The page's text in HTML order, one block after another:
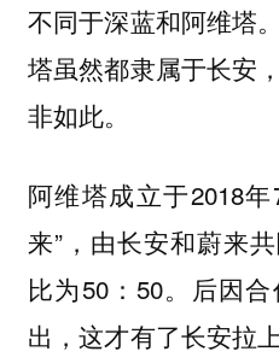
不同于深蓝和阿维塔
塔虽然都隶属于长安
非如此。
阿维塔成立于2018
来”，由长安和蔚来
比为50：50。后因
出，这才有了长安拉